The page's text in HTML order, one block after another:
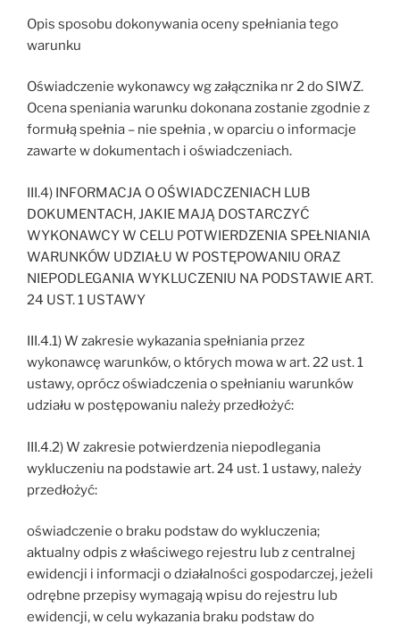
Opis sposobu dokonywania oceny spełniania tego
warunku
Oświadczenie wykonawcy wg załącznika nr 2 do SIWZ.
Ocena speniania warunku dokonana zostanie zgodnie z
formułą spełnia – nie spełnia , w oparciu o informacje
zawarte w dokumentach i oświadczeniach.
III.4) INFORMACJA O OŚWIADCZENIACH LUB
DOKUMENTACH, JAKIE MAJĄ DOSTARCZYĆ
WYKONAWCY W CELU POTWIERDZENIA SPEŁNIANIA
WARUNKÓW UDZIAŁU W POSTĘPOWANIU ORAZ
NIEPODLEGANIA WYKLUCZENIU NA PODSTAWIE ART.
24 UST. 1 USTAWY
III.4.1) W zakresie wykazania spełniania przez
wykonawcę warunków, o których mowa w art. 22 ust. 1
ustawy, oprócz oświadczenia o spełnianiu warunków
udziału w postępowaniu należy przedłożyć:
III.4.2) W zakresie potwierdzenia niepodlegania
wykluczeniu na podstawie art. 24 ust. 1 ustawy, należy
przedłożyć:
oświadczenie o braku podstaw do wykluczenia;
aktualny odpis z właściwego rejestru lub z centralnej
ewidencji i informacji o działalności gospodarczej, jeżeli
odrębne przepisy wymagają wpisu do rejestru lub
ewidencji, w celu wykazania braku podstaw do